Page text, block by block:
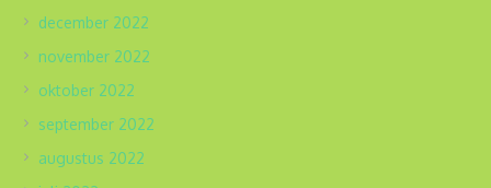
december 2022
november 2022
oktober 2022
september 2022
augustus 2022